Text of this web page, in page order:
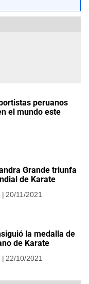
peruanos
el mundo este
Grande triunfa
de Karate
| 20/11/2021
la medalla de
de Karate
| 22/10/2021